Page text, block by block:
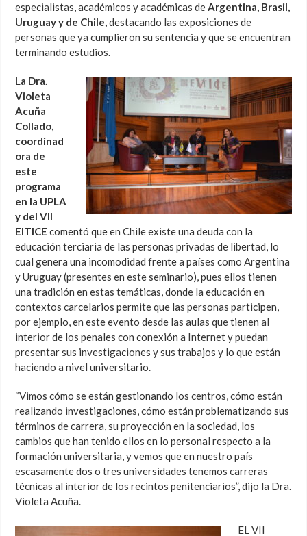
especialistas, académicos y académicas deArgentina, Brasil,
Uruguay y de Chile,destacando las exposiciones de
personas que ya cumplieron su sentencia y que se encuentran
terminando estudios.
La Dra.
Violeta
Acuña
Collado,
coordinad
ora de
este
programa
en la UPLA
y del VII
EITICE comentó que en Chile existe una deuda con la
educación terciaria de las personas privadas de libertad, lo
cual genera una incomodidad frente a países como Argentina
y Uruguay (presentes en este seminario), pues ellos tienen
una tradición en estas temáticas, donde la educación en
contextos carcelarios permite que las personas participen,
por ejemplo, en este evento desde las aulas que tienen al
interior de los penales con conexión a Internet y puedan
presentar sus investigaciones y sus trabajos y lo que están
haciendo a nivel universitario.
“Vimos cómo se están gestionando los centros, cómo están
realizando investigaciones, cómo están problematizando sus
términos de carrera, su proyección en la sociedad, los
cambios que han tenido ellos en lo personal respecto a la
formación universitaria, y vemos que en nuestro país
escasamente dos o tres universidades tenemos carreras
técnicas al interior de los recintos penitenciarios”, dijo la Dra.
Violeta Acuña.
EL VII